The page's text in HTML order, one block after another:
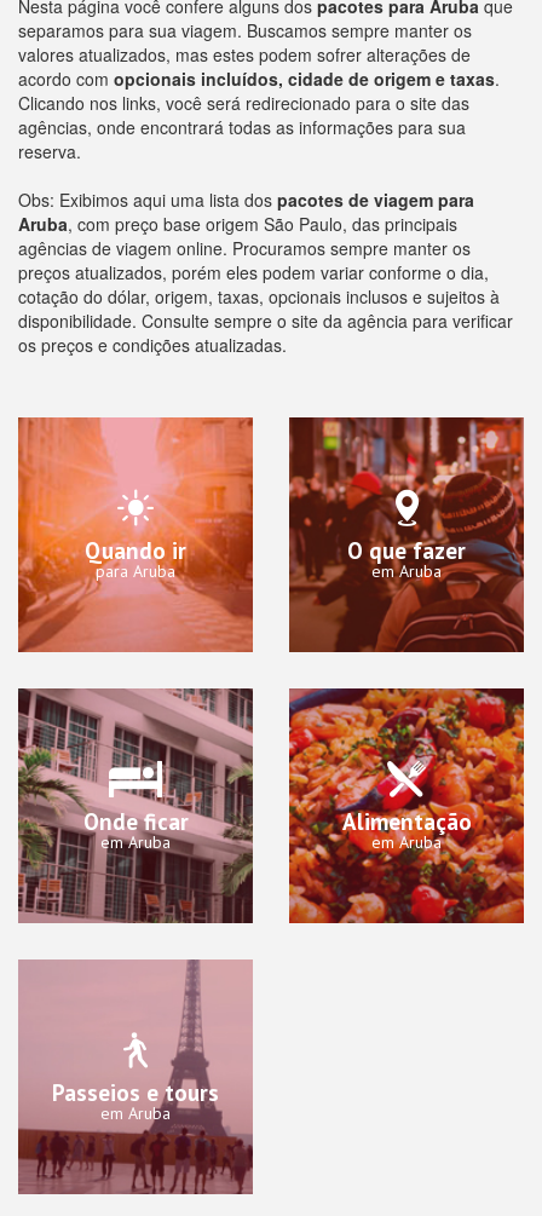
Nesta página você confere alguns dos pacotes para Aruba que
separamos para sua viagem. Buscamos sempre manter os
valores atualizados, mas estes podem sofrer alterações de
acordo com opcionais incluídos, cidade de origem e taxas.
Clicando nos links, você será redirecionado para o site das
agências, onde encontrará todas as informações para sua
reserva.
Obs: Exibimos aqui uma lista dos pacotes de viagem para
Aruba, com preço base origem São Paulo, das principais
agências de viagem online. Procuramos sempre manter os
preços atualizados, porém eles podem variar conforme o dia,
cotação do dólar, origem, taxas, opcionais inclusos e sujeitos à
disponibilidade. Consulte sempre o site da agência para verificar
os preços e condições atualizadas.
Quando ir
para Aruba
O que fazer
em Aruba
Onde ficar
em Aruba
Alimentação
em Aruba
Passeios e tours
em Aruba